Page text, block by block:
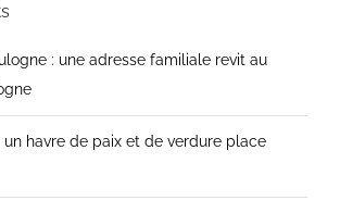
: une adresse familiale revit au
un havre de paix et de verdure place